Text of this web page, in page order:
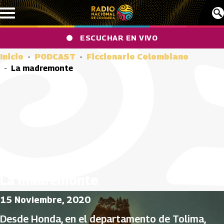
Pasar al contenido principal
ESCUCHAR EN VIVO
Inicio PODCAST
Ficcionario Colombiano
La madremonte
15 Noviembre, 2020
Desde Honda, en el departamento de Tolima,